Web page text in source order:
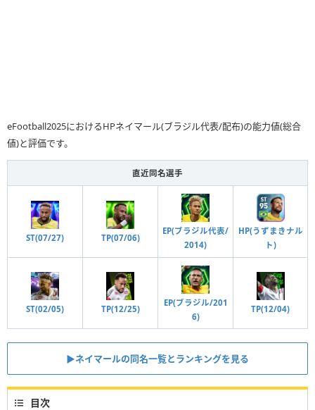
eFootball2025におけるHPネイマール(ブラジル代表/配布)の能力値(総合
値)と評価です。
直近同名選手
ST(07/27) TP(07/06)
EP(ブラジル代表/
2014)
HP(うずまきナル
ト)
ST(02/05) TP(12/25)
EP(ブラジル/201
6)
TP(12/04)
▶︎ネイマールの同名一覧とランキングを見る
目次